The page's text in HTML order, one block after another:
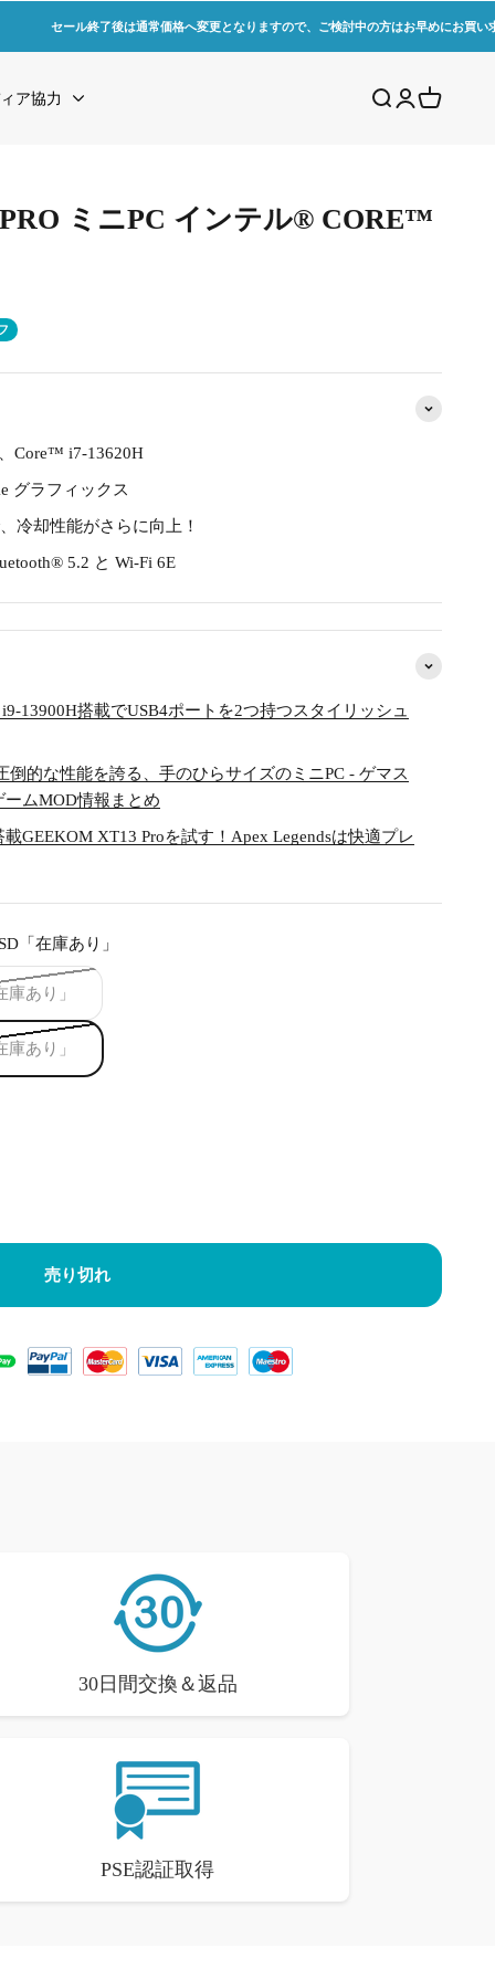
セール終了後は通常価格へ変更となりますので、ご検討中の方はお早めにお買い
ア協力 検索を開く
アカウント
カートを
ミニPC インテル® CORE™
Core™ i7-13620H
グラフィックス
冷却性能がさらに向上！
5.2 と Wi-Fi 6E
13900H搭載でUSB4ポートを2つ持つスタイリッシュ
倒的な性能を誇る、手のひらサイズのミニPC - ゲマス
ムMOD情報まとめ
GEEKOM XT13 Proを試す！Apex Legendsは快適プレ
「在庫あり」
あり」
あり」
売り切れ
30日間交換＆返品
PSE認証取得